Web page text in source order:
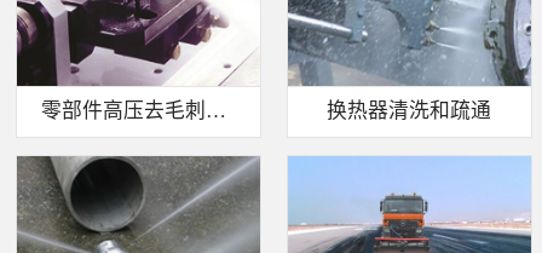
零部件高压去毛刺清洗 换热器清洗和疏通